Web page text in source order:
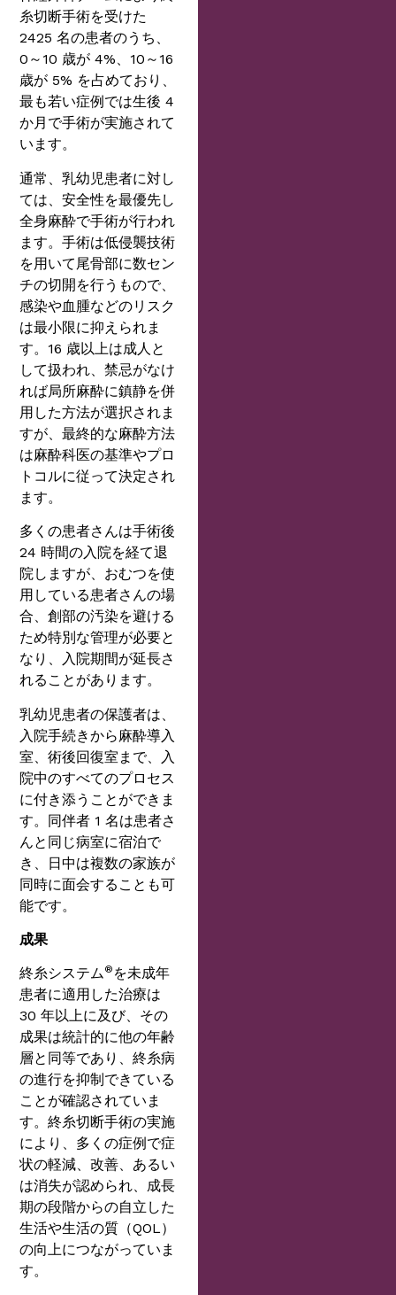
糸切断手術を受けた
2425 名の患者のうち、
0～10 歳が 4%、10～16
歳が 5% を占めており、
最も若い症例では生後 4
か月で手術が実施されて
います。
通常、乳幼児患者に対し
ては、安全性を最優先し
全身麻酔で手術が行われ
ます。手術は低侵襲技術
を用いて尾骨部に数セン
チの切開を行うもので、
感染や血腫などのリスク
は最小限に抑えられま
す。16 歳以上は成人と
して扱われ、禁忌がなけ
れば局所麻酔に鎮静を併
用した方法が選択されま
すが、最終的な麻酔方法
は麻酔科医の基準やプロ
トコルに従って決定され
ます。
多くの患者さんは手術後
24 時間の入院を経て退
院しますが、おむつを使
用している患者さんの場
合、創部の汚染を避ける
ため特別な管理が必要と
なり、入院期間が延長さ
れることがあります。
乳幼児患者の保護者は、
入院手続きから麻酔導入
室、術後回復室まで、入
院中のすべてのプロセス
に付き添うことができま
す。同伴者 1 名は患者さ
んと同じ病室に宿泊で
き、日中は複数の家族が
同時に面会することも可
能です。
成果
終糸システム® を未成年
患者に適用した治療は
30 年以上に及び、その
成果は統計的に他の年齢
層と同等であり、終糸病
の進行を抑制できている
ことが確認されていま
す。終糸切断手術の実施
により、多くの症例で症
状の軽減、改善、あるい
は消失が認められ、成長
期の段階からの自立した
生活や生活の質（QOL）
の向上につながっていま
す。